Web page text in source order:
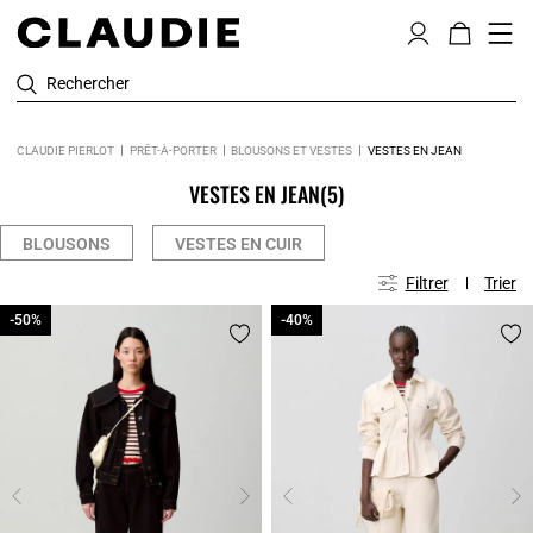
Rechercher
CLAUDIE PIERLOT PRÊT-À-PORTER BLOUSONS ET VESTES VESTES EN JEAN
VESTES EN JEAN(5)
BLOUSONS VESTES EN CUIR
Filtrer Trier
-50%
-50% -40%
-40%